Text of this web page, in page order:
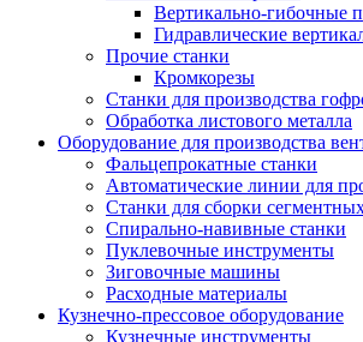
Вертикально-гибочные
Гидравлические
Прочие станки
Кромкорезы
Станки для производства
Обработка листового металла
Оборудование для производства
Фальцепрокатные станки
Автоматические линии для
Станки для сборки
Спирально-навивные станки
Пуклевочные инструменты
Зиговочные машины
Расходные материалы
Кузнечно-прессовое оборудование
Кузнечные инструменты